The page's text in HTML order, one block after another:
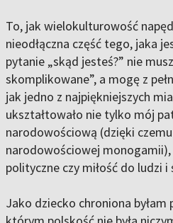
To, jak wielokulturowość
nieodłączna część tego, jaka
pytanie „skąd jesteś?” nie
skomplikowane”, a mogę z
jak jedno z najpiękniejszych
ukształtowało nie tylko mój
narodowościową (dzięki
narodowościowej
polityczne czy miłość do ludzi i
Jako dziecko chroniona